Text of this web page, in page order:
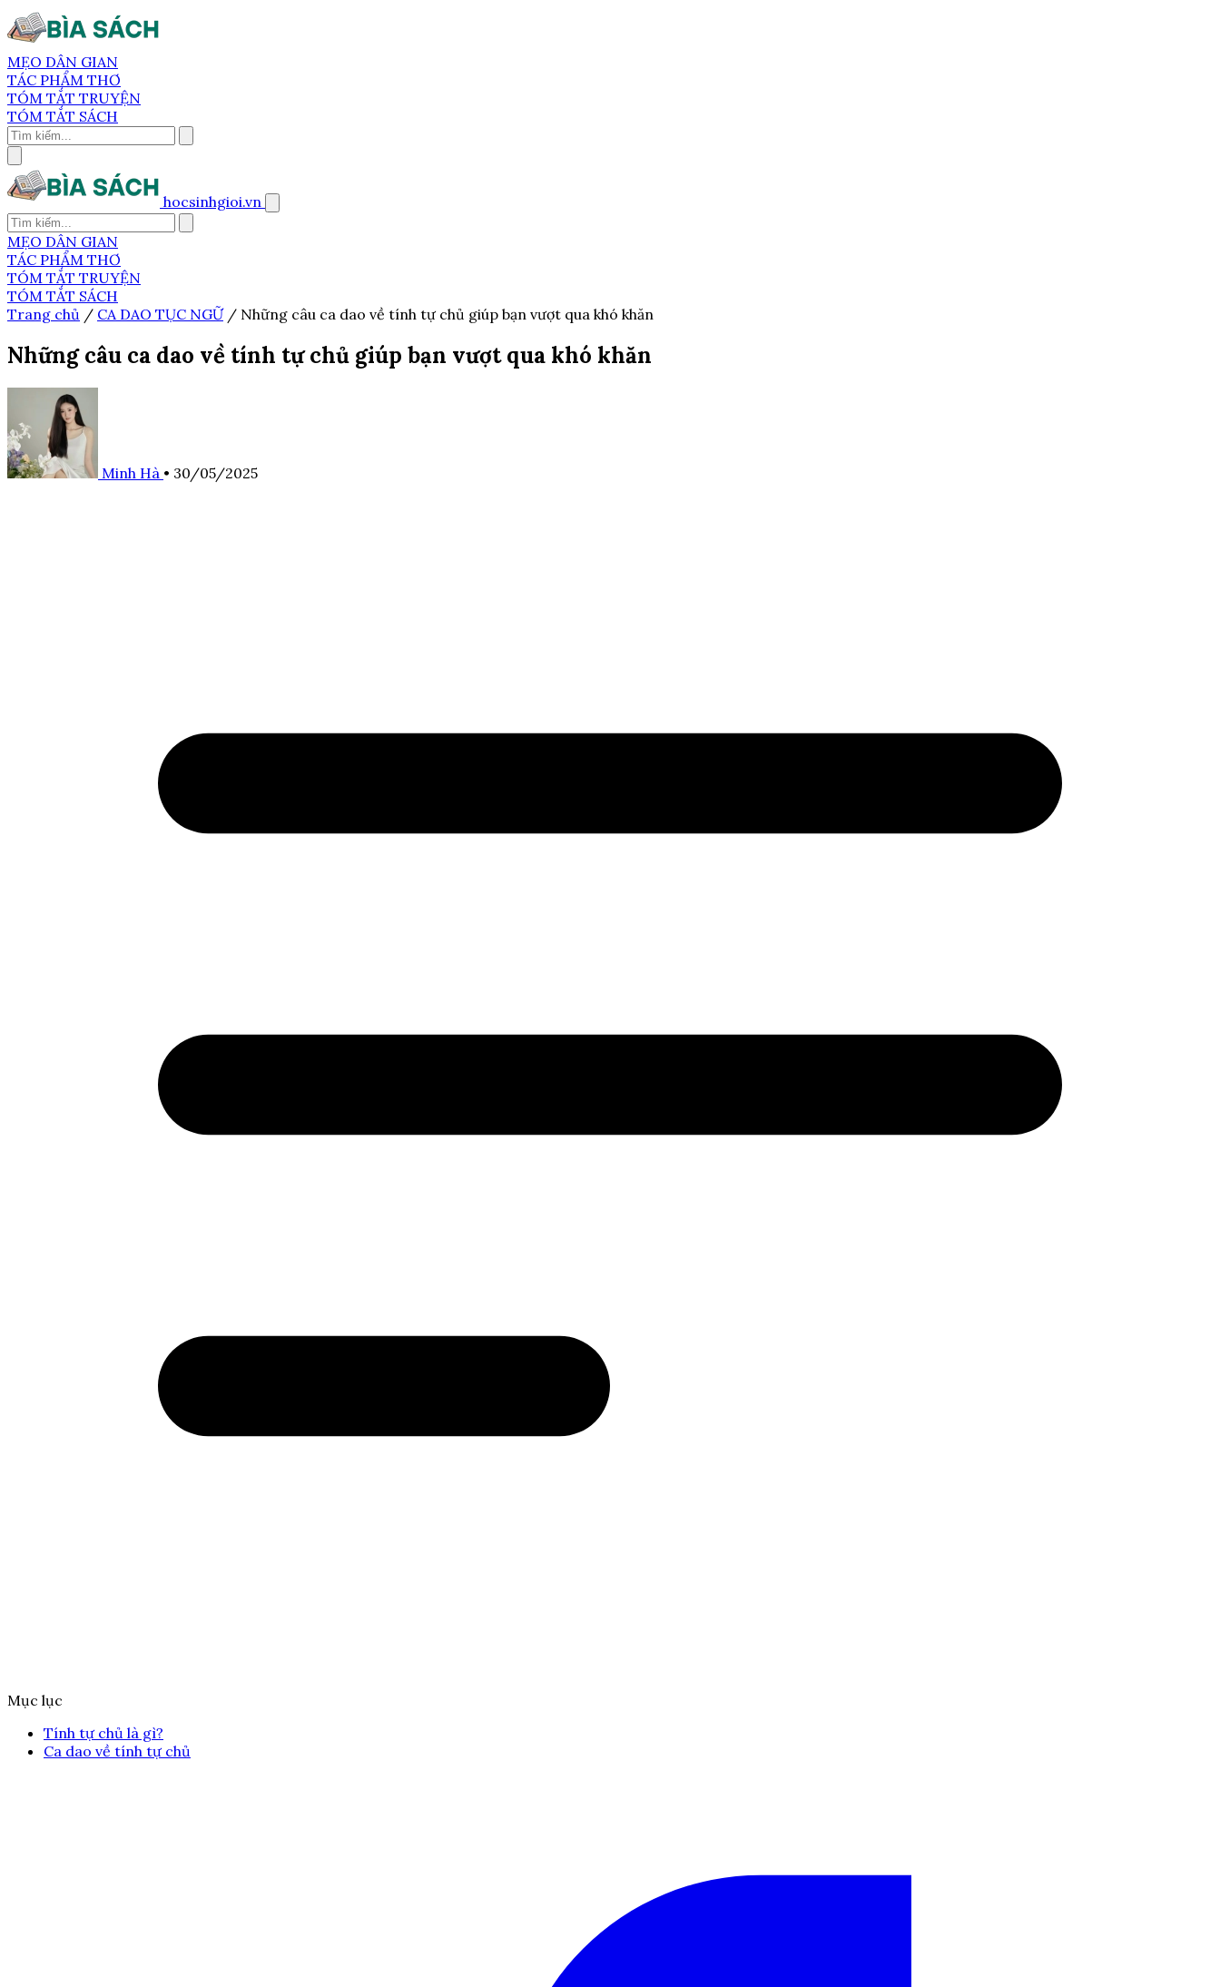
MẸO DÂN GIAN
TÁC PHẨM THƠ
TÓM TẮT TRUYỆN
TÓM TẮT SÁCH
hocsinhgioi.vn
MẸO DÂN GIAN
TÁC PHẨM THƠ
TÓM TẮT TRUYỆN
TÓM TẮT SÁCH
Trang chủ / CA DAO TỤC NGỮ / Những câu ca dao về tính tự chủ giúp bạn vượt qua khó khăn
Những câu ca dao về tính tự chủ giúp bạn vượt qua khó khăn
Minh Hà • 30/05/2025
Mục lục
Tính tự chủ là gì?
Ca dao về tính tự chủ